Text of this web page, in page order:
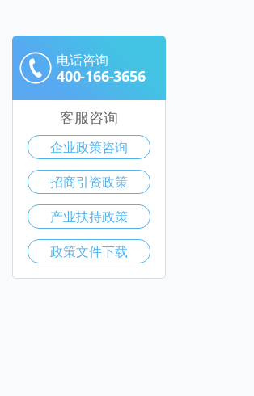
电话咨询
400-166-3656
客服咨询
企业政策咨询
招商引资政策
产业扶持政策
政策文件下载